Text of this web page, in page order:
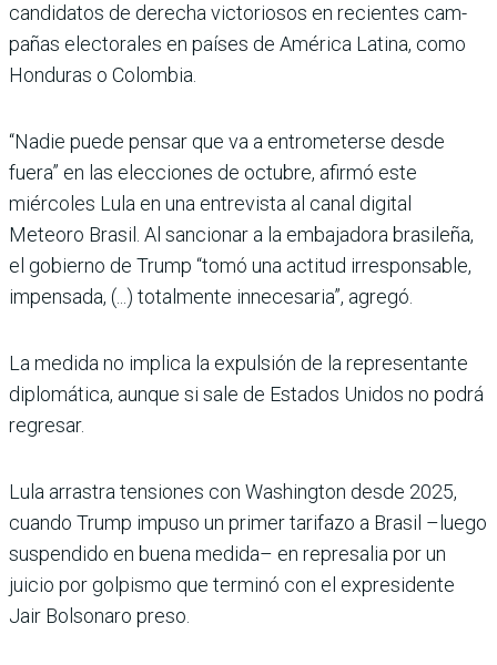
candidatos de derecha victoriosos en recientes cam­
pañas electorales en países de América Latina, como
Hondu­ras o Colombia.
“Nadie puede pensar que va a entrometerse desde
fuera” en las elecciones de octubre, afirmó este
miércoles Lula en una entrevista al canal digital
Meteoro Brasil. Al sancionar a la embajadora brasileña,
el gobierno de Trump “tomó una actitud irresponsable,
impen­sada, (...) totalmente innecesa­ria”, agregó.
La medida no implica la expul­sión de la representante
diplo­mática, aunque si sale de Esta­dos Unidos no podrá
regresar.
Lula arrastra tensiones con Washington desde 2025,
cuando Trump impuso un pri­mer tarifazo a Brasil –luego
suspendido en buena medida– en represalia por un
juicio por golpismo que terminó con el expresidente
Jair Bolsonaro preso.